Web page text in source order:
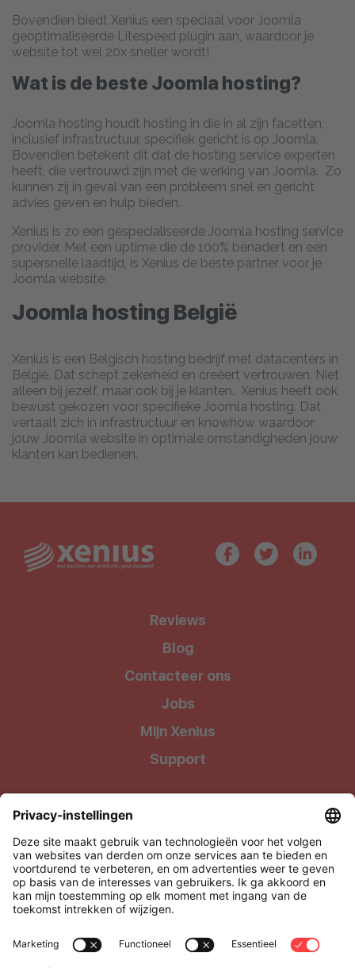
Bovendien biedt Xenius een speciaal voor Joomla
geoptimaliseerde Litespeed plugin aan, waardoor je
website tot wel 20x sneller wordt!
Wat is de beste Joomla hosting?
Joomla hosting houdt hosting in die in al zijn facetten,
inclusief infrastructuur, specifiek gericht is op Joomla.
Bovendien betekent dit dat de hosting service experten
heeft, die vertrouwd zijn met de werking van Joomla. Zo
kunnen zij in geval van een probleem snel en gericht
advies geven en hulp bieden.
Xenius is zo een gespecialiseerde Joomla hosting service
provider. Met een uptime die de 100% benadert en een
supersnelle laadtijd, is Xenius de beste partner voor je
Joomla website.
Joomla hosting België
Xenius is een Belgisch hosting bedrijf met datacenters in
België. Dat schept zekerheid en creëert vertrouwen. Niet
alleen bij jezelf, maar ook bij je klanten. Xenius heeft ook
bewust gekozen voor specifieke Joomla hosting. Dat
vertaalt zich in infrastructuur en knowhow waardoor
jouw Joomla website in optimale omstandigheden jouw
klanten kan bedienen.
Reviews
Blog
Contacteer ons
Jobs
Mijn Xenius
Support
Wij geven onze klanten waar ze recht op hebben: Kwalitatieve
Xenius BV, onderdeel van Level27
Via Media 4, 3500 Hasselt, België
BTW: BE0505.928.838
support@xenius.be